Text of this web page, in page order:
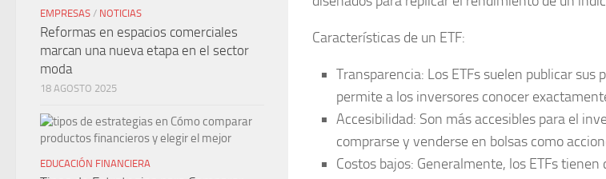
Características de un ETF:
Transparencia: Los ETFs suelen publicar
permite a los inversores conocer
Accesibilidad: Son más accesibles para el
comprarse y venderse en bolsas como
Costos bajos: Generalmente, los ETFs
EMPRESAS / NOTICIAS
Reformas en espacios comerciales
marcan una nueva etapa en el sector
moda
18 AGOSTO 2025
EDUCACIÓN FINANCIERA